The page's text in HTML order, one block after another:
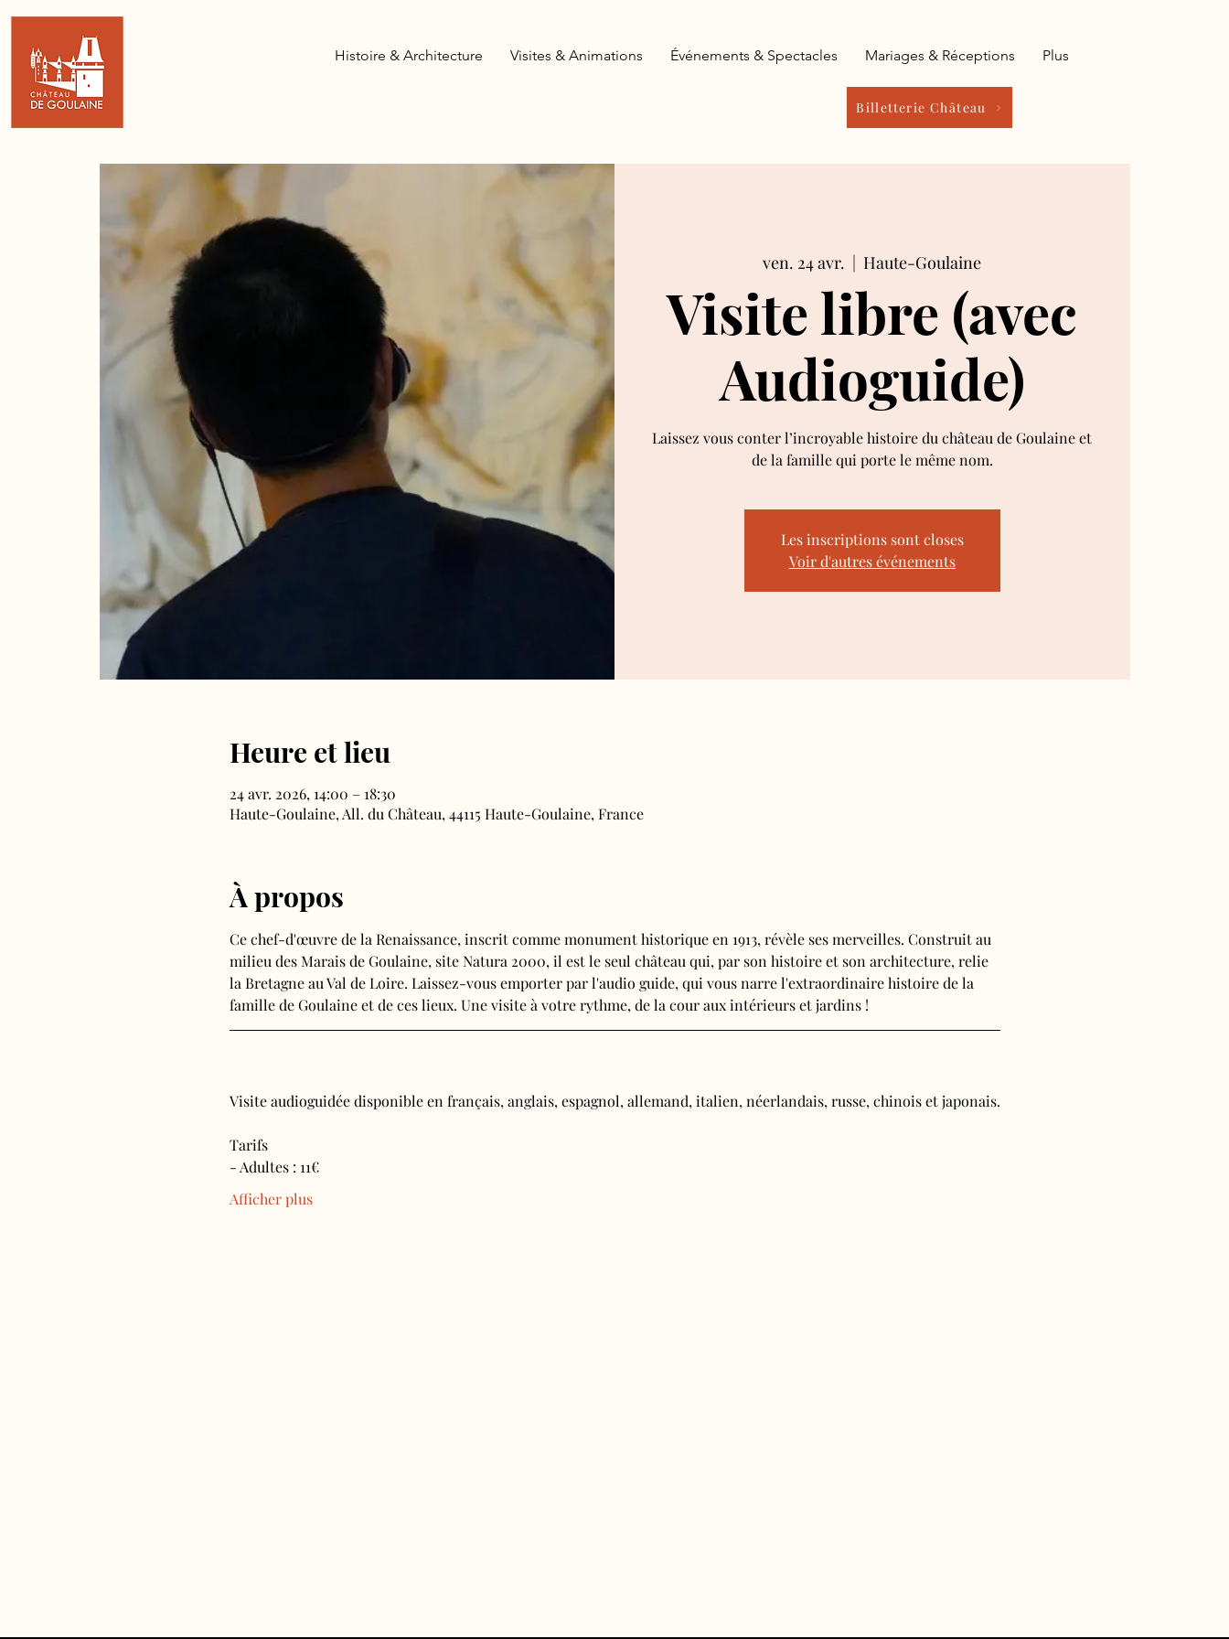
Billetterie Château
Histoire & Architecture Visites & Animations Événements & Spectacles Mariages & Réceptions Plus
ven. 24 avr.
  |
Haute-Goulaine
Visite libre (avec
Audioguide)
Laissez vous conter l’incroyable histoire du château de Goulaine et
de la famille qui porte le même nom.
Les inscriptions sont closes
Voir d'autres événements
Heure et lieu
24 avr. 2026, 14:00 – 18:30
Haute-Goulaine, All. du Château, 44115 Haute-Goulaine, France
À propos
Ce chef-d'œuvre de la Renaissance, inscrit comme monument historique en 1913, révèle ses merveilles. Construit au
milieu des Marais de Goulaine, site Natura 2000, il est le seul château qui, par son histoire et son architecture, relie
la Bretagne au Val de Loire. Laissez-vous emporter par l'audio guide, qui vous narre l'extraordinaire histoire de la
famille de Goulaine et de ces lieux. Une visite à votre rythme, de la cour aux intérieurs et jardins !
Visite audioguidée disponible en français, anglais, espagnol, allemand, italien, néerlandais, russe, chinois et japonais.
Tarifs
- Adultes : 11€
Afficher plus